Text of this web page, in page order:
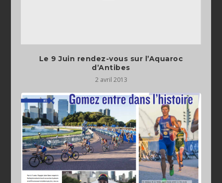
Le 9 Juin rendez-vous sur l’Aquaroc
d’Antibes
2 avril 2013